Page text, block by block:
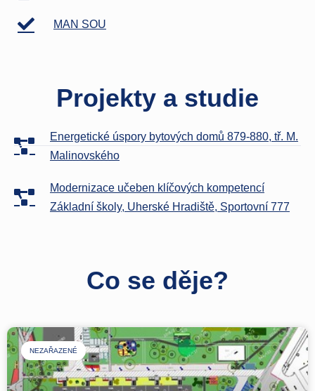
MAN SOU
Projekty a studie
Energetické úspory bytových domů 879-880, tř. M.
Malinovského
Modernizace učeben klíčových kompetencí
Základní školy, Uherské Hradiště, Sportovní 777
Co se děje?
NEZAŘAZENÉ